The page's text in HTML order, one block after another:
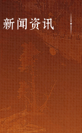
新闻资讯